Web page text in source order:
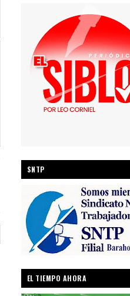
SNTP
EL TIEMPO AHORA